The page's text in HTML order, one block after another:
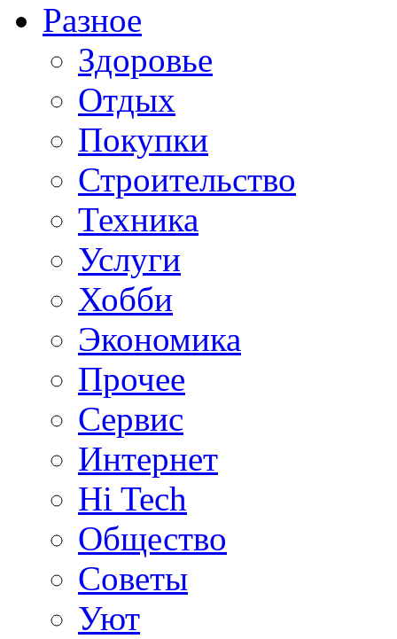
Разное
Здоровье
Отдых
Покупки
Строительство
Техника
Услуги
Хобби
Экономика
Прочее
Сервис
Интернет
Hi Tech
Общество
Советы
Уют